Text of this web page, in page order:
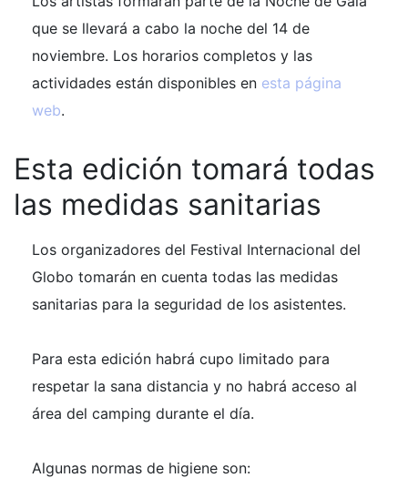
que se llevará a cabo la noche del 14 de
noviembre. Los horarios completos y las
actividades están disponibles en esta página
web.
Esta edición tomará todas
las medidas sanitarias
Los organizadores del Festival Internacional del
Globo tomarán en cuenta todas las medidas
sanitarias para la seguridad de los asistentes.
Para esta edición habrá cupo limitado para
respetar la sana distancia y no habrá acceso al
área del camping durante el día.
Algunas normas de higiene son: